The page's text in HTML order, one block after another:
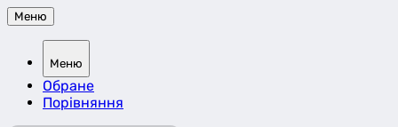
Меню
Меню
Обране
Порівняння